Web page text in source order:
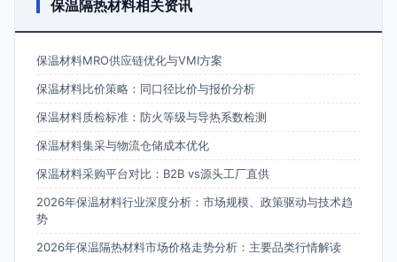
保温隔热材料相关资讯
保温材料MRO供应链优化与VMI方案
保温材料比价策略：同口径比价与报价分析
保温材料质检标准：防火等级与导热系数检测
保温材料集采与物流仓储成本优化
保温材料采购平台对比：B2B vs源头工厂直供
2026年保温材料行业深度分析：市场规模、政策驱动与技术趋
势
2026年保温隔热材料市场价格走势分析：主要品类行情解读